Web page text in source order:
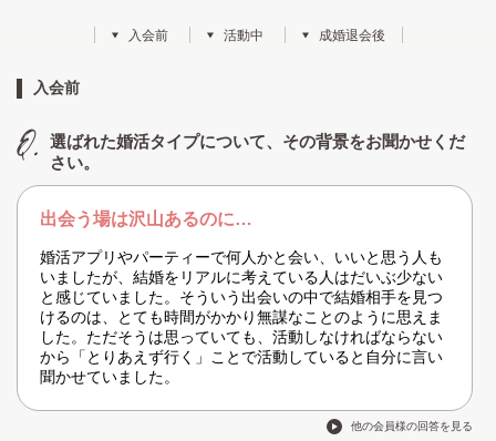
入会前 活動中 成婚退会後
入会前
選ばれた婚活タイプについて、その背景をお聞かせくだ
さい。
出会う場は沢山あるのに…
婚活アプリやパーティーで何人かと会い、いいと思う人も
いましたが、結婚をリアルに考えている人はだいぶ少ない
と感じていました。そういう出会いの中で結婚相手を見つ
けるのは、とても時間がかかり無謀なことのように思えま
した。ただそうは思っていても、活動しなければならない
から「とりあえず行く」ことで活動していると自分に言い
聞かせていました。
他の会員様の回答を見る